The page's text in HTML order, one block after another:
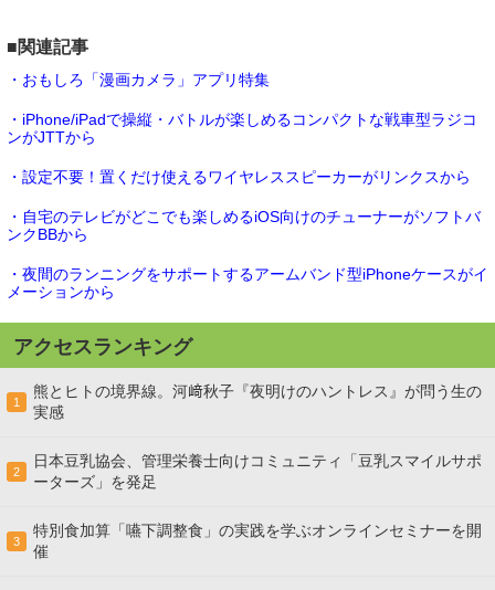
■関連記事
・おもしろ「漫画カメラ」アプリ特集
・iPhone/iPadで操縦・バトルが楽しめるコンパクトな戦車型ラジコ
ンがJTTから
・設定不要！置くだけ使えるワイヤレススピーカーがリンクスから
・自宅のテレビがどこでも楽しめるiOS向けのチューナーがソフトバ
ンクBBから
・夜間のランニングをサポートするアームバンド型iPhoneケースがイ
メーションから
アクセスランキング
1
熊とヒトの境界線。河﨑秋子『夜明けのハントレス』が問う生の
実感
2
日本豆乳協会、管理栄養士向けコミュニティ「豆乳スマイルサポ
ーターズ」を発足
3
特別食加算「嚥下調整食」の実践を学ぶオンラインセミナーを開
催